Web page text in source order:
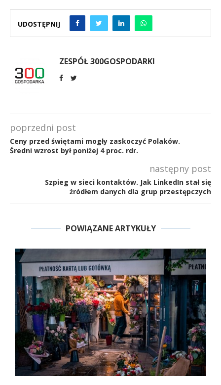
UDOSTĘPNIJ
ZESPÓŁ 300GOSPODARKI
poprzedni post
Ceny przed świętami mogły zaskoczyć Polaków.
Średni wzrost był poniżej 4 proc. rdr.
następny post
Szpieg w sieci kontaktów. Jak LinkedIn stał się
źródłem danych dla grup przestępczych
POWIĄZANE ARTYKUŁY